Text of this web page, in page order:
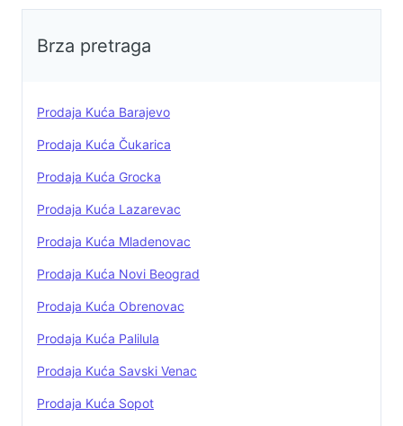
Površina kuće: 140 m² Površina
Mirna i porodična lokacija Za više
0648863576.
Brza pretraga
Prodaja Kuća Barajevo
Prodaja Kuća Čukarica
Prodaja Kuća Grocka
Prodaja Kuća Lazarevac
Prodaja Kuća Mladenovac
Prodaja Kuća Novi Beograd
Prodaja Kuća Obrenovac
Prodaja Kuća Palilula
Prodaja Kuća Savski Venac
Prodaja Kuća Sopot